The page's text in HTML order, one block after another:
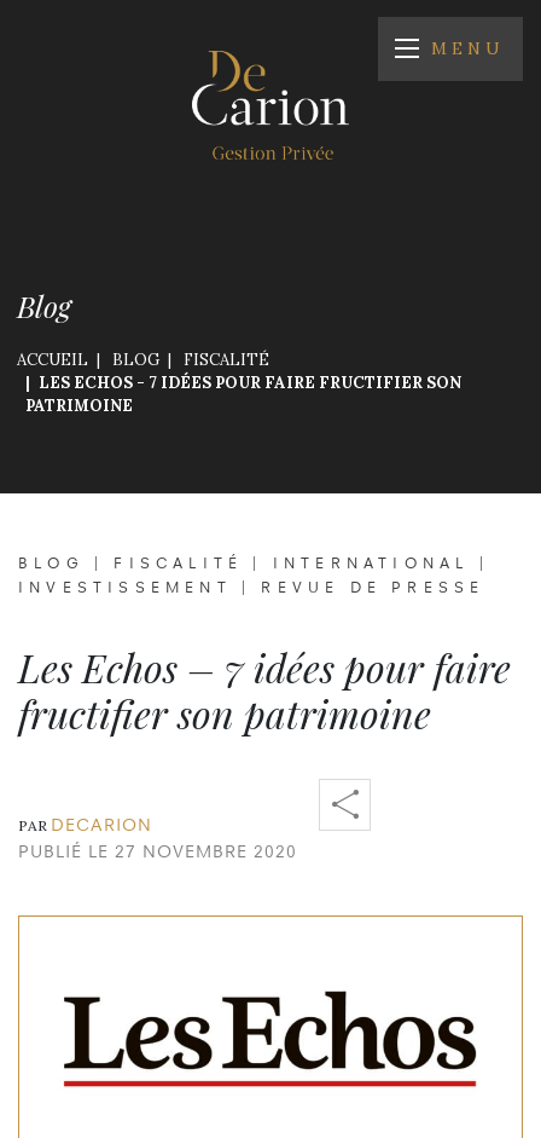
MENU
Blog
ACCUEIL BLOG
FISCALITÉ
LES ECHOS - 7 IDÉES POUR FAIRE FRUCTIFIER SON
PATRIMOINE
BLOG FISCALITÉ INTERNATIONAL
INVESTISSEMENT
REVUE DE PRESSE
Les Echos – 7 idées pour faire
fructifier son patrimoine
PAR DECARION
PUBLIÉ LE 27 NOVEMBRE 2020